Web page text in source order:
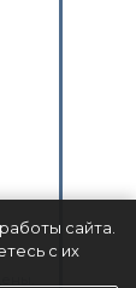
сайта.
с их